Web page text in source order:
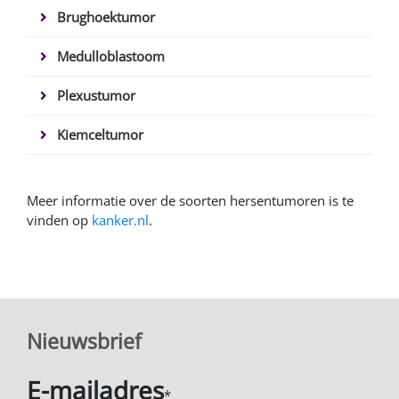
Brughoektumor
Medulloblastoom
Plexustumor
Kiemceltumor
Meer informatie over de soorten hersentumoren is te
vinden op kanker.nl.
Nieuwsbrief
E-mailadres*